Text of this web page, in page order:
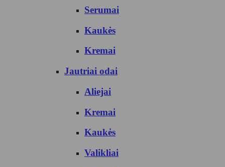
Serumai
Kaukės
Kremai
Jautriai odai
Aliejai
Kremai
Kaukės
Valikliai